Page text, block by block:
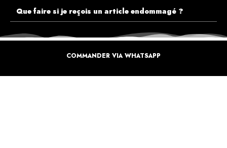
Que faire si je reçois un article endommagé ?
COMMANDER VIA WHATSAPP